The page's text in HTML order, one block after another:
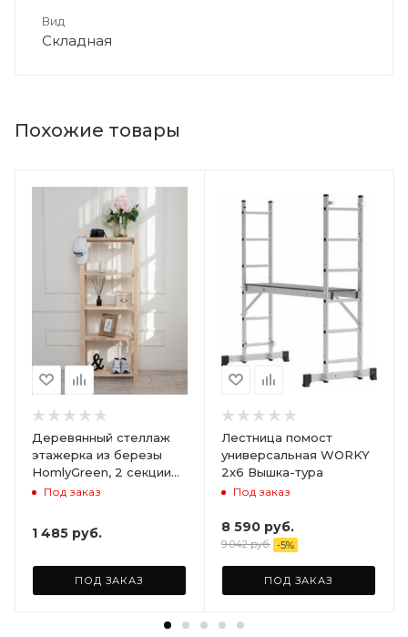
Вид
Складная
Похожие товары
Деревянный стеллаж
этажерка из березы
HomlyGreen, 2 секции
на 5 полок. Размер
Под заказ
1 485 руб.
ПОД ЗАКАЗ
Лестница помост
универсальная WORKY
2х6 Вышка-тура
Под заказ
8 590 руб.
9 042руб. -5%
ПОД ЗАКАЗ